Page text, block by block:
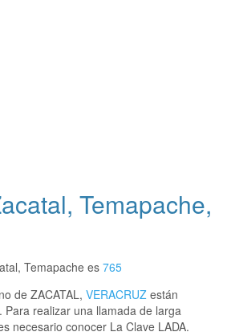
Temapache,
Temapache es 765
de ZACATAL, VERACRUZ están
realizar una llamada de larga
necesario conocer La Clave LADA.